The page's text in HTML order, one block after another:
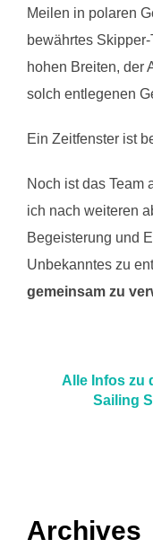
Meilen in polaren
bewährtes
hohen Breiten, der
solch entlegenen
Ein Zeitfenster ist
Noch ist das Team
ich nach weiteren
Begeisterung und
Unbekanntes zu
gemeinsam zu
Alle Infos zu
Sailing
Archives